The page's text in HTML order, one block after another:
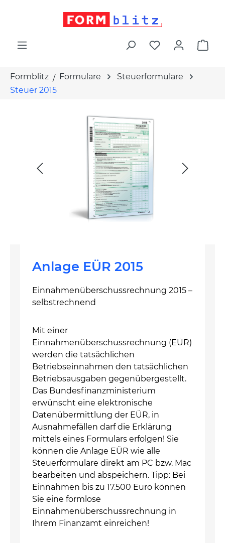
Formblitz Formulare
Steuerformulare
Steuer 2015
Anlage EÜR 2015
Einnahmenüberschussrechnung 2015 –
selbstrechnend
Mit einer
Einnahmenüberschussrechnung (EÜR)
werden die tatsächlichen
Betriebseinnahmen den tatsächlichen
Betriebsausgaben gegenübergestellt.
Das Bundesfinanzministerium
erwünscht eine elektronische
Datenübermittlung der EÜR, in
Ausnahmefällen darf die Erklärung
mittels eines Formulars erfolgen! Sie
können die Anlage EÜR wie alle
Steuerformulare direkt am PC bzw. Mac
bearbeiten und abspeichern. Tipp: Bei
Einnahmen bis zu 17.500 Euro können
Sie eine formlose
Einnahmenüberschussrechnung in
Ihrem Finanzamt einreichen!